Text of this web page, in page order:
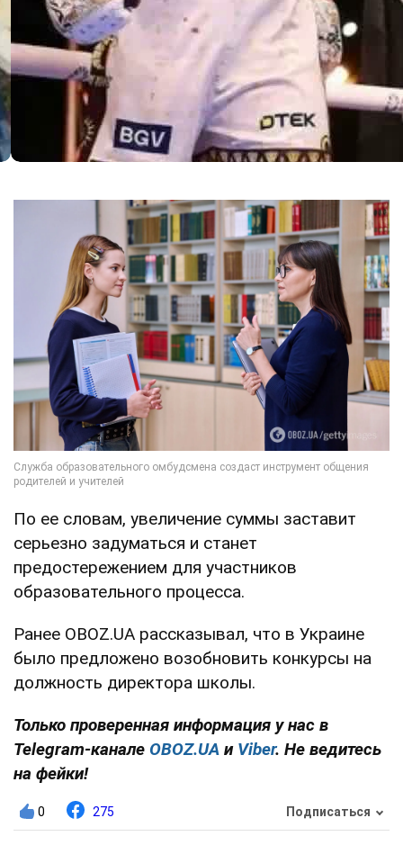
По ее словам, увеличение суммы заставит
серьезно задуматься и станет
предостережением для участников
образовательного процесса.
Ранее OBOZ.UA рассказывал, что в Украине
было предложено возобновить конкурсы на
должность директора школы.
Только проверенная информация у нас в
Telegram-канале OBOZ.UA и Viber. Не ведитесь
на фейки!
0 275 Подписаться